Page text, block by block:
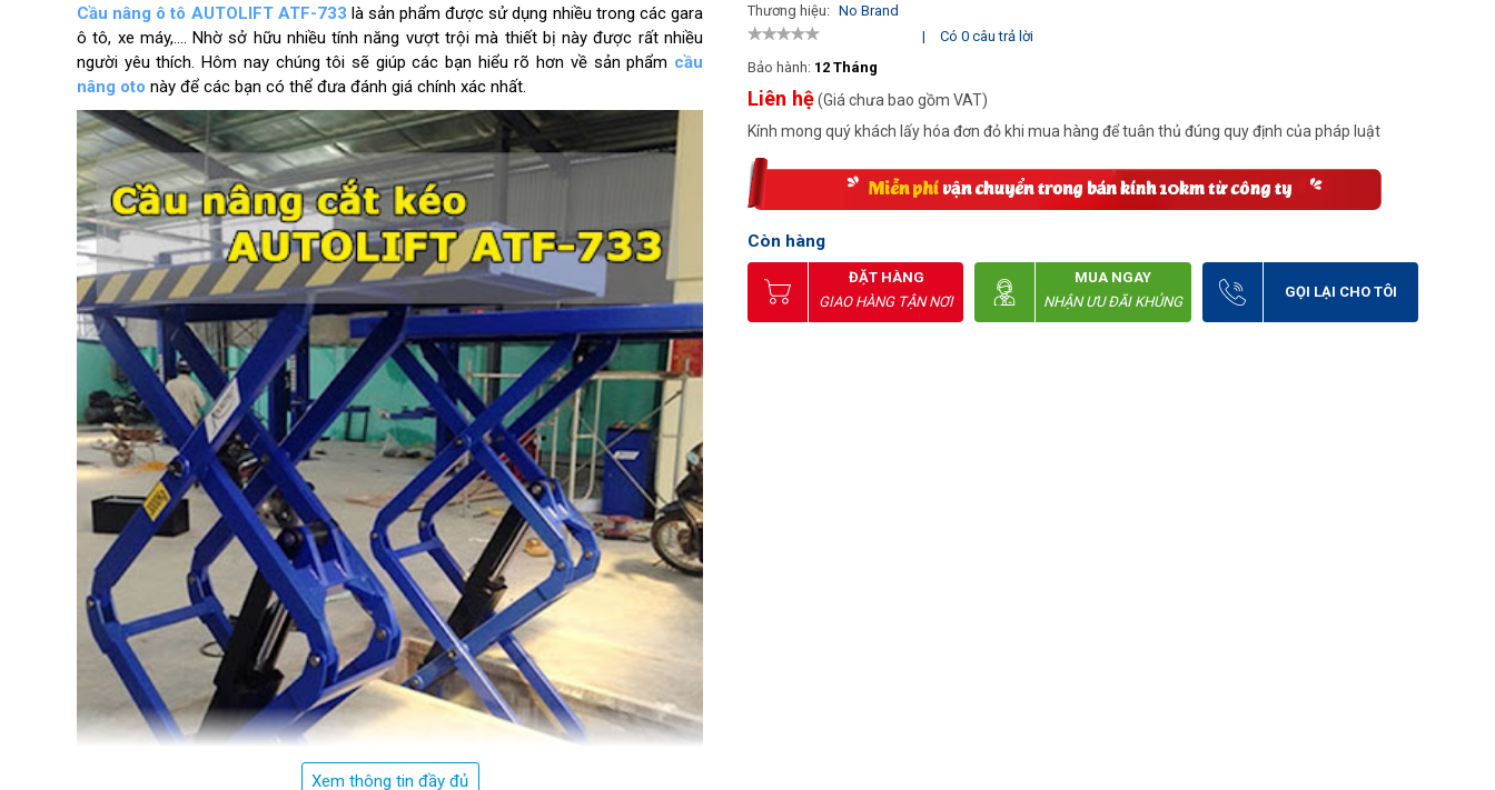
Cầu nâng ô tô AUTOLIFT ATF-733 là sản phẩm được sử dụng nhiều trong các gara
ô tô, xe máy,.... Nhờ sở hữu nhiều tính năng vượt trội mà thiết bị này được rất nhiều
người yêu thích. Hôm nay chúng tôi sẽ giúp các bạn hiểu rõ hơn về sản phẩm cầu
nâng oto này để các bạn có thể đưa đánh giá chính xác nhất.
Xem thông tin đầy đủ
Thương hiệu: No Brand
|
Có 0 câu trả lời
Bảo hành: 12 Tháng
Liên hệ(Giá chưa bao gồm VAT)
Kính mong quý khách lấy hóa đơn đỏ khi mua hàng để tuân thủ đúng quy định của pháp luật
Còn hàng
ĐẶT HÀNG
GIAO HÀNG TẬN NƠI
MUA NGAY
NHẬN ƯU ĐÃI KHỦNG
GỌI LẠI CHO TÔI